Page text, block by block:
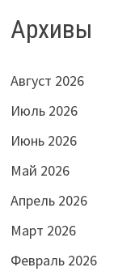
Архивы
Август 2026
Июль 2026
Июнь 2026
Май 2026
Апрель 2026
Март 2026
Февраль 2026